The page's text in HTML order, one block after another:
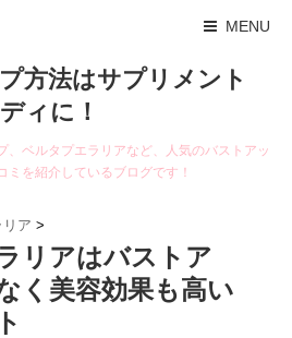
MENU
方法はサプリメント
ィに！
、ベルタプエラリアなど、人気のバストアッ
ミを紹介しているブログです！
ア >
リアはバストア
く美容効果も高い